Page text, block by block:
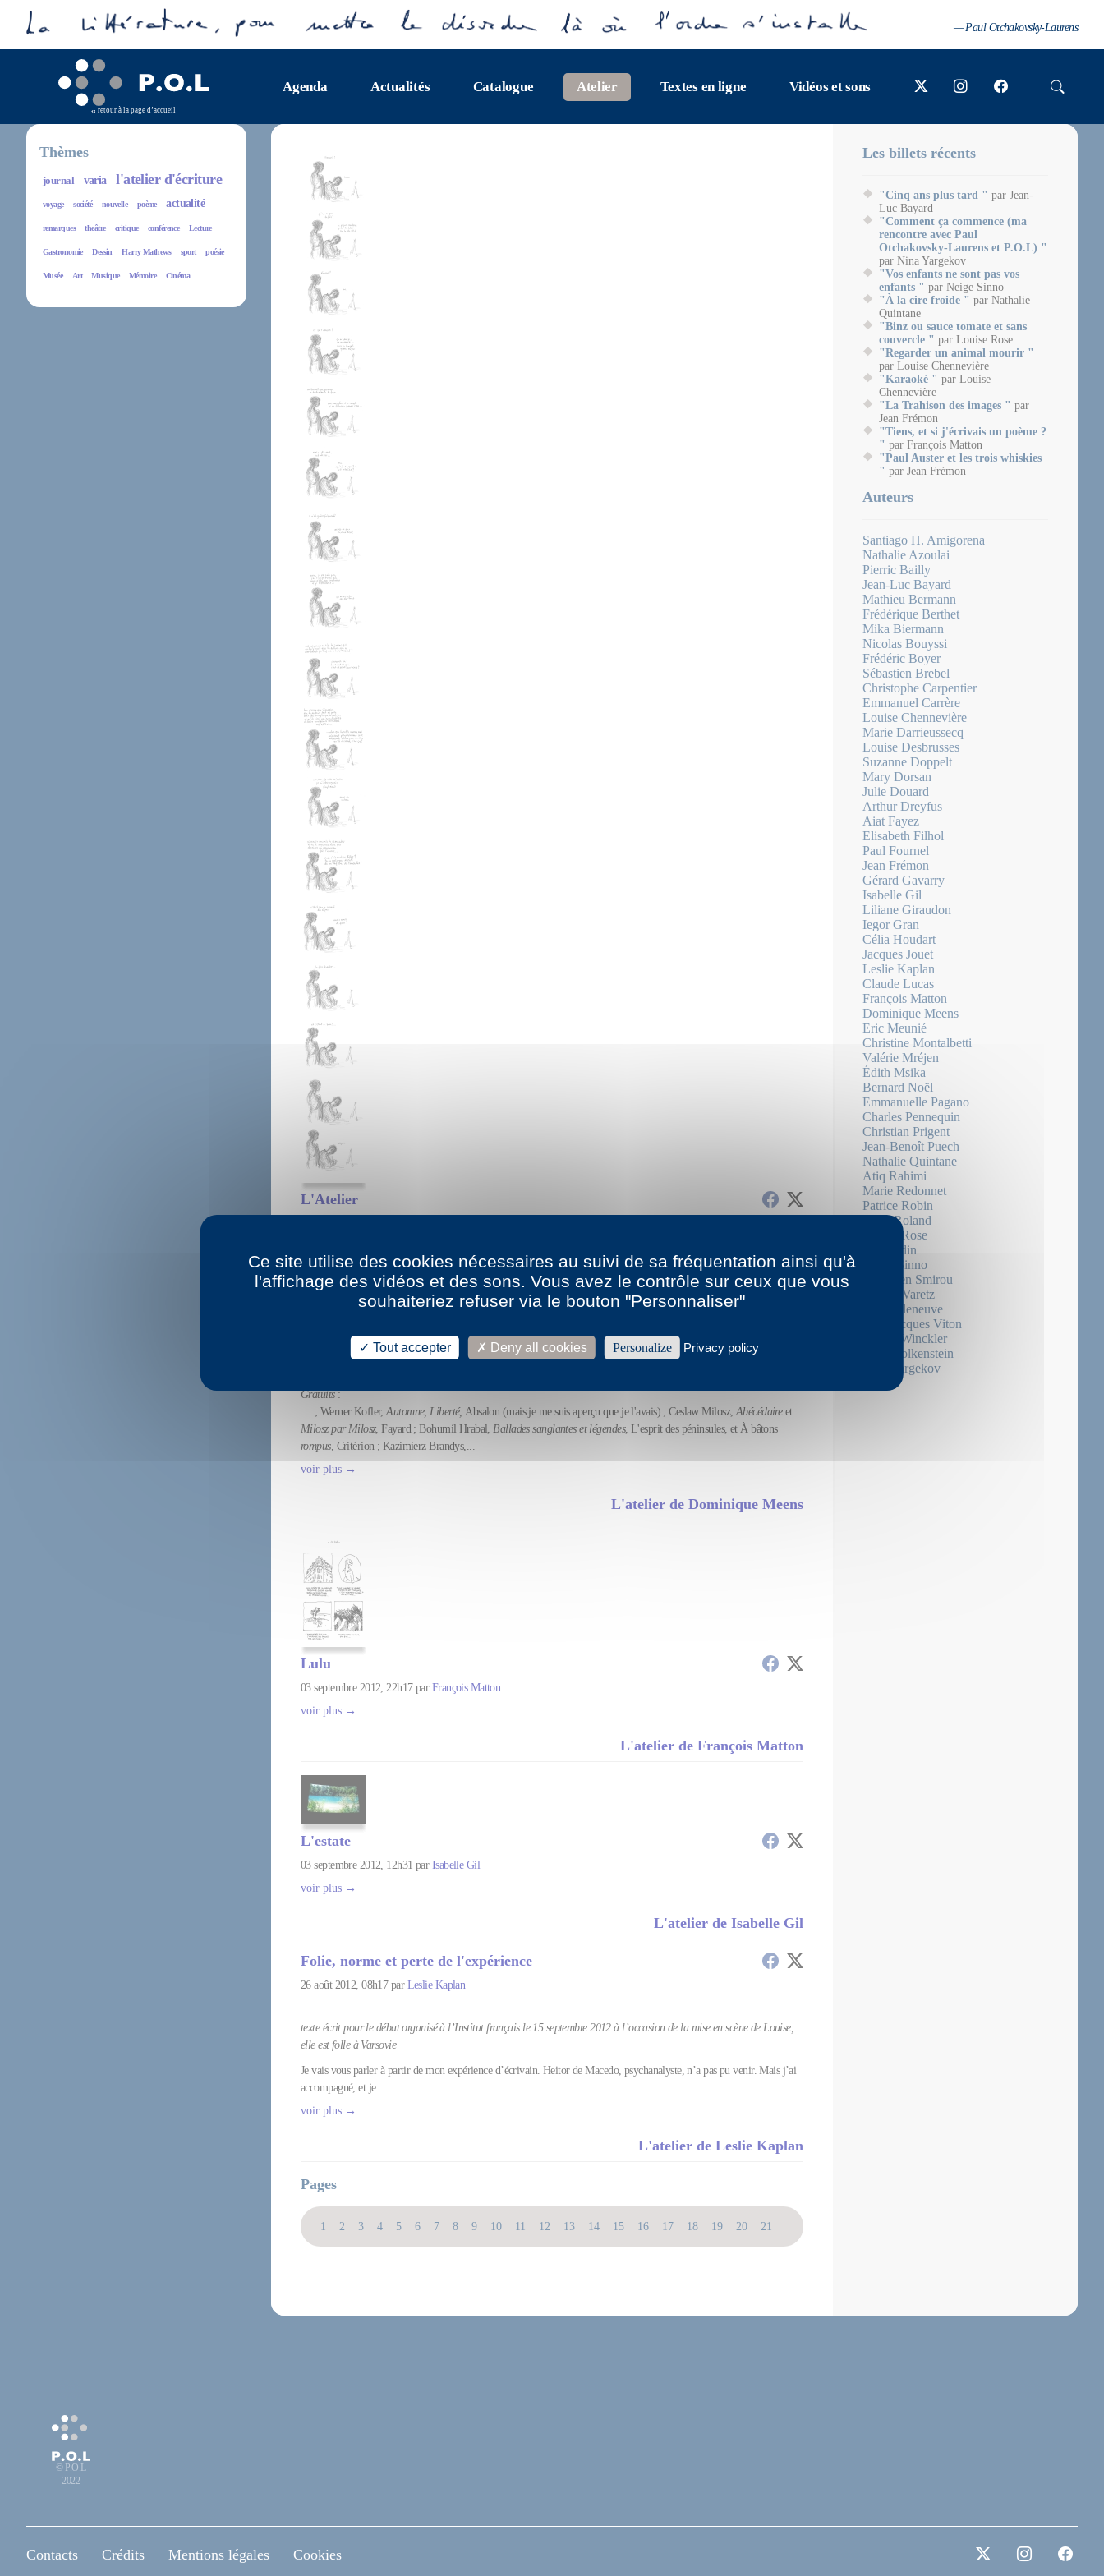
— Paul Otchakovsky-Laurens
retour à la page d’accueil
Agenda Actualités Catalogue Atelier Textes en ligne Vidéos et sons
Thèmes
journal varia l'atelier d'écriture
voyage société nouvelle poème actualité
remarques theâtre critique conférence Lecture
Gastronomie Dessin Harry Mathews sport poésie
Musée Art Musique Mémoire Cinéma
L'Atelier
L'atelier de François Matton
26 septembre 2012, 21h42 parDominique Meens
Gratuits:
… ; Werner Kofler,Automne, Liberté,Absalon (mais je me suis aperçu que je l'avais) ; Ceslaw Milosz,Abécédaireet
Milosz par Milosz, Fayard ; Bohumil Hrabal,Ballades sanglantes et légendes, L'esprit des péninsules, et À bâtons
rompus, Critérion ; Kazimierz Brandys,...
voir plus →
L'atelier de Dominique Meens
Lulu
03 septembre 2012, 22h17 par François Matton
voir plus →
L'atelier de François Matton
L'estate
03 septembre 2012, 12h31 par Isabelle Gil
voir plus →
L'atelier de Isabelle Gil
Folie, norme et perte de l'expérience
26 août 2012, 08h17 par Leslie Kaplan
texte écrit pour le débat organisé à l’Institut français le 15 septembre 2012 à l’occasion de la mise en scène de Louise,
elle est folle à Varsovie
Je vais vous parler à partir de mon expérience d’écrivain. Heitor de Macedo, psychanalyste, n’a pas pu venir. Mais j’ai
accompagné, et je...
voir plus →
L'atelier de Leslie Kaplan
Pages
1 2 3 4 5 6 7 8 9 10 11 12 13 14 15 16 17 18 19 20 21
Les billets récents
"Cinq ans plus tard " par Jean-
Luc Bayard
"Comment ça commence (ma
rencontre avec Paul
Otchakovsky-Laurens et P.O.L) "
par Nina Yargekov
"Vos enfants ne sont pas vos
enfants " par Neige Sinno
"À la cire froide " par Nathalie
Quintane
"Binz ou sauce tomate et sans
couvercle " par Louise Rose
"Regarder un animal mourir "
par Louise Chennevière
"Karaoké " par Louise
Chennevière
"La Trahison des images " par
Jean Frémon
"Tiens, et si j'écrivais un poème ?
" par François Matton
"Paul Auster et les trois whiskies
" par Jean Frémon
Auteurs
Santiago H. Amigorena
Nathalie Azoulai
Pierric Bailly
Jean-Luc Bayard
Mathieu Bermann
Frédérique Berthet
Mika Biermann
Nicolas Bouyssi
Frédéric Boyer
Sébastien Brebel
Christophe Carpentier
Emmanuel Carrère
Louise Chennevière
Marie Darrieussecq
Louise Desbrusses
Suzanne Doppelt
Mary Dorsan
Julie Douard
Arthur Dreyfus
Aiat Fayez
Elisabeth Filhol
Paul Fournel
Jean Frémon
Gérard Gavarry
Isabelle Gil
Liliane Giraudon
Iegor Gran
Célia Houdart
Jacques Jouet
Leslie Kaplan
Claude Lucas
François Matton
Dominique Meens
Eric Meunié
Christine Montalbetti
Valérie Mréjen
Édith Msika
Bernard Noël
Emmanuelle Pagano
Charles Pennequin
Christian Prigent
Jean-Benoît Puech
Nathalie Quintane
Atiq Rahimi
Marie Redonnet
Patrice Robin
Alice Roland
Louise Rose
Éric Sadin
Neige Sinno
Sébastien Smirou
Patrick Varetz
Éric Villeneuve
Jean-Jacques Viton
Martin Winckler
Julie Wolkenstein
Nina Yargekov
© P.O.L
2022
Contacts Crédits Mentions légales Cookies
Ce site utilise des cookies nécessaires au suivi de sa fréquentation ainsi qu'à
l'affichage des vidéos et des sons. Vous avez le contrôle sur ceux que vous
souhaiteriez refuser via le bouton "Personnaliser"
Tout accepter Deny all cookies Personalize Privacy policy